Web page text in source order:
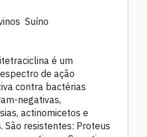
Suíno
é um
de ação
contra bactérias
negativas,
actinomicetos e
São resistentes: Proteus